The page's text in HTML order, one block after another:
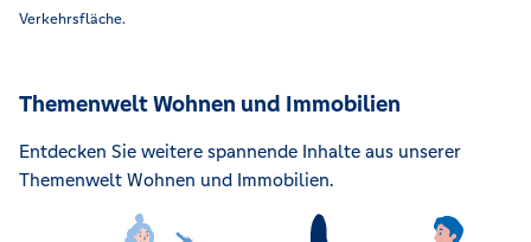
Verkehrsfläche.
Themenwelt Wohnen und Immobilien
Entdecken Sie weitere spannende Inhalte aus unserer
Themenwelt Wohnen und Immobilien.